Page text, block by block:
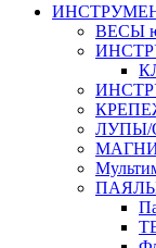
ВЕСЫ
ЛУПЫ/